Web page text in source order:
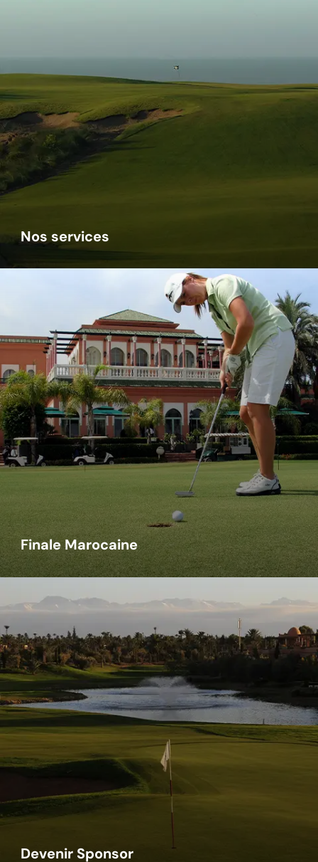
Nos services
Finale Marocaine
Devenir Sponsor